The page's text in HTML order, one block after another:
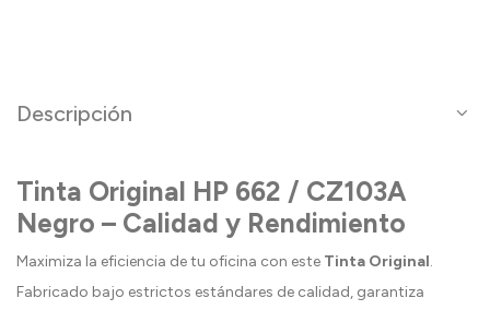
Descripción
Tinta Original HP 662 / CZ103A
Negro – Calidad y Rendimiento
Maximiza la eficiencia de tu oficina con este Tinta Original.
Fabricado bajo estrictos estándares de calidad, garantiza